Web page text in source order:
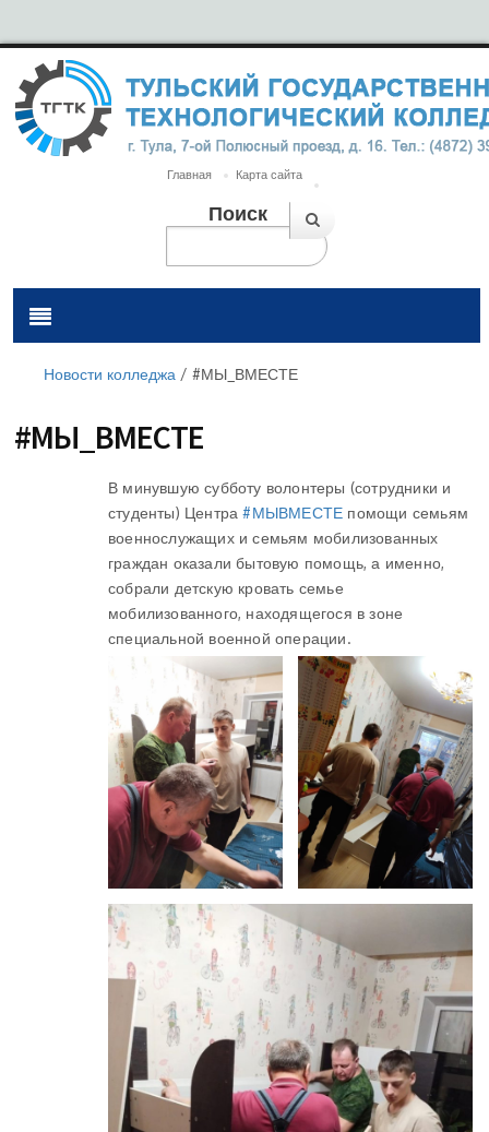
Главная Карта сайта
Поиск
Новости колледжа / #МЫ_ВМЕСТЕ
#МЫ_ВМЕСТЕ
В минувшую субботу волонтеры (сотрудники и
студенты) Центра#МЫВМЕСТЕ помощи семьям
военнослужащих и семьям мобилизованных
граждан оказали бытовую помощь, а именно,
собрали детскую кровать семье
мобилизованного, находящегося в зоне
специальной военной операции.